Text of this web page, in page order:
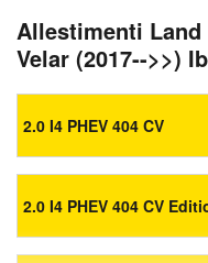
Allestimenti Land
Velar (2017-->>)
2.0 I4 PHEV 404 CV
2.0 I4 PHEV 404 CV